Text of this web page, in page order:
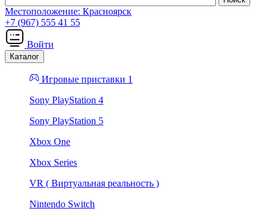
Местоположение: Красноярск
+7 (967) 555 41 55
Войти
Каталог
Игровые приставки 1
Sony PlayStation 4
Sony PlayStation 5
Xbox One
Xbox Series
VR ( Виртуальная реальность )
Nintendo Switch